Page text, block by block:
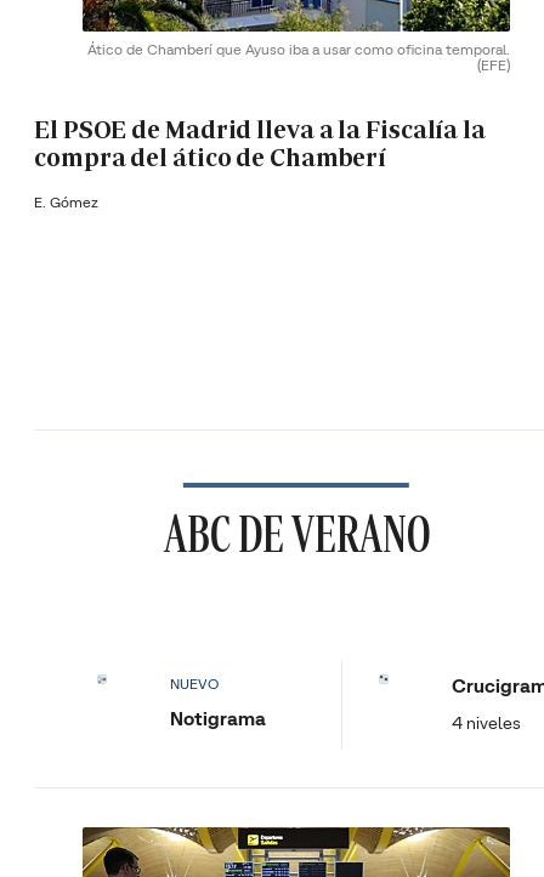
Ático de Chamberí que Ayuso iba a usar como oficina temporal.
(EFE)
El PSOE de Madrid lleva a la Fiscalía la
compra del ático de Chamberí
E. Gómez
ABC DE VERANO
NUEVO
Notigrama 4 niveles